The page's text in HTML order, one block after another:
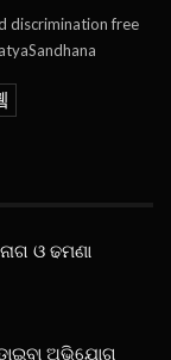
discrimination free
ଓ ଢମଣା
ଅଭିଯୋଗ